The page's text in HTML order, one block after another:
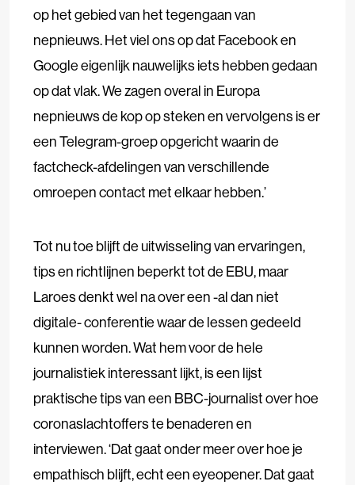
op het gebied van het tegengaan van
nepnieuws. Het viel ons op dat Facebook en
Google eigenlijk nauwelijks iets hebben gedaan
op dat vlak. We zagen overal in Europa
nepnieuws de kop op steken en vervolgens is er
een Telegram-groep opgericht waarin de
factcheck-afdelingen van verschillende
omroepen contact met elkaar hebben.’
Tot nu toe blijft de uitwisseling van ervaringen,
tips en richtlijnen beperkt tot de EBU, maar
Laroes denkt wel na over een -al dan niet
digitale- conferentie waar de lessen gedeeld
kunnen worden. Wat hem voor de hele
journalistiek interessant lijkt, is een lijst
praktische tips van een BBC-journalist over hoe
coronaslachtoffers te benaderen en
interviewen. ‘Dat gaat onder meer over hoe je
empathisch blijft, echt een eyeopener. Dat gaat